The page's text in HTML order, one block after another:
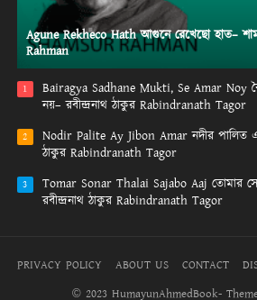
Agune Rekheco Hath আগুনে রেখেছো হাত–
Rahman
1
Bairagya Sadhane Mukti, Se Amar Noy
নয়– রবীন্দ্রনাথ ঠাকুর Rabindranath Tagor
2
Nodir Palite Ay Jibon Amar নদীর পালিত
ঠাকুর Rabindranath Tagor
3
Tomar Sonar Thalai Sajabo Aaj তোমার
রবীন্দ্রনাথ ঠাকুর Rabindranath Tagor
PRIVACY POLICY ABOUT US CONTACT
© 2023 HumayunAhmedBook-